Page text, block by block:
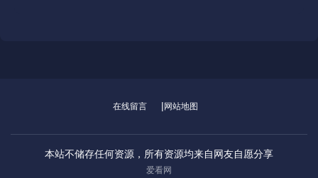
在线留言 | 网站地图
本站不储存任何资源，所有资源均来自网友自愿分享
爱看网